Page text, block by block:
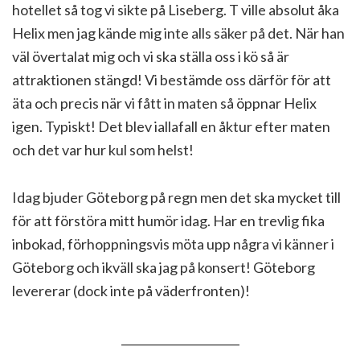
hotellet så tog vi sikte på Liseberg. T ville absolut åka
Helix men jag kände mig inte alls säker på det. När han
väl övertalat mig och vi ska ställa oss i kö så är
attraktionen stängd! Vi bestämde oss därför för att
äta och precis när vi fått in maten så öppnar Helix
igen. Typiskt! Det blev iallafall en åktur efter maten
och det var hur kul som helst!
Idag bjuder Göteborg på regn men det ska mycket till
för att förstöra mitt humör idag. Har en trevlig fika
inbokad, förhoppningsvis möta upp några vi känner i
Göteborg och ikväll ska jag på konsert! Göteborg
levererar (dock inte på väderfronten)!